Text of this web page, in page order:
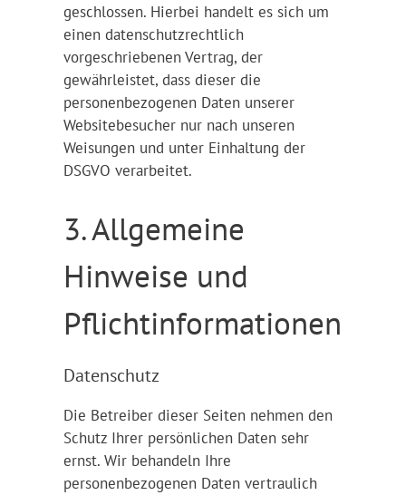
geschlossen. Hierbei handelt es sich um
einen datenschutzrechtlich
vorgeschriebenen Vertrag, der
gewährleistet, dass dieser die
personenbezogenen Daten unserer
Websitebesucher nur nach unseren
Weisungen und unter Einhaltung der
DSGVO verarbeitet.
3. Allgemeine
Hinweise und
Pflicht­informationen
Datenschutz
Die Betreiber dieser Seiten nehmen den
Schutz Ihrer persönlichen Daten sehr
ernst. Wir behandeln Ihre
personenbezogenen Daten vertraulich